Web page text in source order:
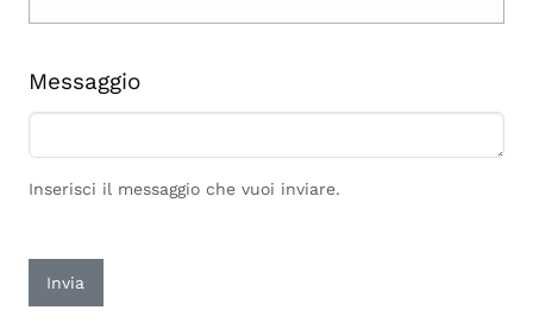
Messaggio
Inserisci il messaggio che vuoi inviare.
Invia